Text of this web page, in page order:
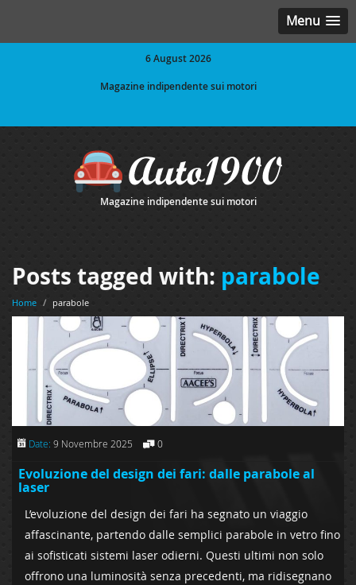
Menu
6 August 2026
Magazine indipendente sui motori
Magazine indipendente sui motori
Posts tagged with: parabole
Home / parabole
Date: 9 Novembre 2025 0
Evoluzione del design dei fari: dalle parabole al
laser
L’evoluzione del design dei fari ha segnato un viaggio
affascinante, partendo dalle semplici parabole in vetro fino
ai sofisticati sistemi laser odierni. Questi ultimi non solo
offrono una luminosità senza precedenti, ma ridisegnano